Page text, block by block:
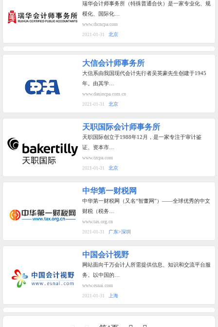
瑞华会计师事务所（特殊普通合伙）是一家专业化、规
模化、国际化…
www.rhcncpa.com
2021-01-31
北京
大信会计师事务所
大信系由我国现代会计先行者吴英豪先生创建于1945
年。由其学…
www.daxincpa.com.cn
2021-01-31
北京
天职国际会计师事务所
天职国际创立于1988年12月，是一家专注于审计鉴
证、资本市…
www.tzcpa.com
2021-01-31
北京
中华第一财税网
中华第一财税网（又名“智董网”）——全球优秀的中文
财税（税务…
www.tax.org.cn
2021-01-31
广东>深圳
中国会计视野
网站面向千万会计人所需提供信息、知识和交流平台服
务。以中国的…
www.esnai.com
2021-01-31
上海